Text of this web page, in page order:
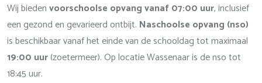
Wij biedenvoorschoolse opvang vanaf 07:00 uur, inclusief
een gezond en gevarieerd ontbijt. Naschoolse opvang (nso)
is beschikbaar vanaf het einde van de schooldag tot maximaal
19:00 uur(zoetermeer). Op locatie Wassenaar is de nso tot
18:45 uur.